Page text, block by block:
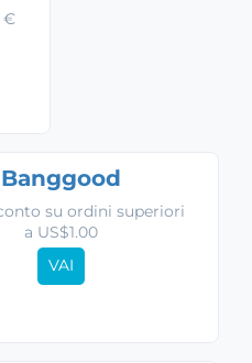
€
Banggood
su ordini superiori
a US$1.00
VAI